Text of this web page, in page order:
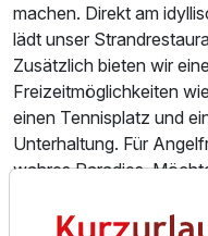
Für 3 Tage
machen. Direkt am
lädt unser
Zusätzlich bieten wir
Freizeitmöglichkeiten
einen Tennisplatz und
Unterhaltung. Für
wahres Paradies.
oder sich auf den